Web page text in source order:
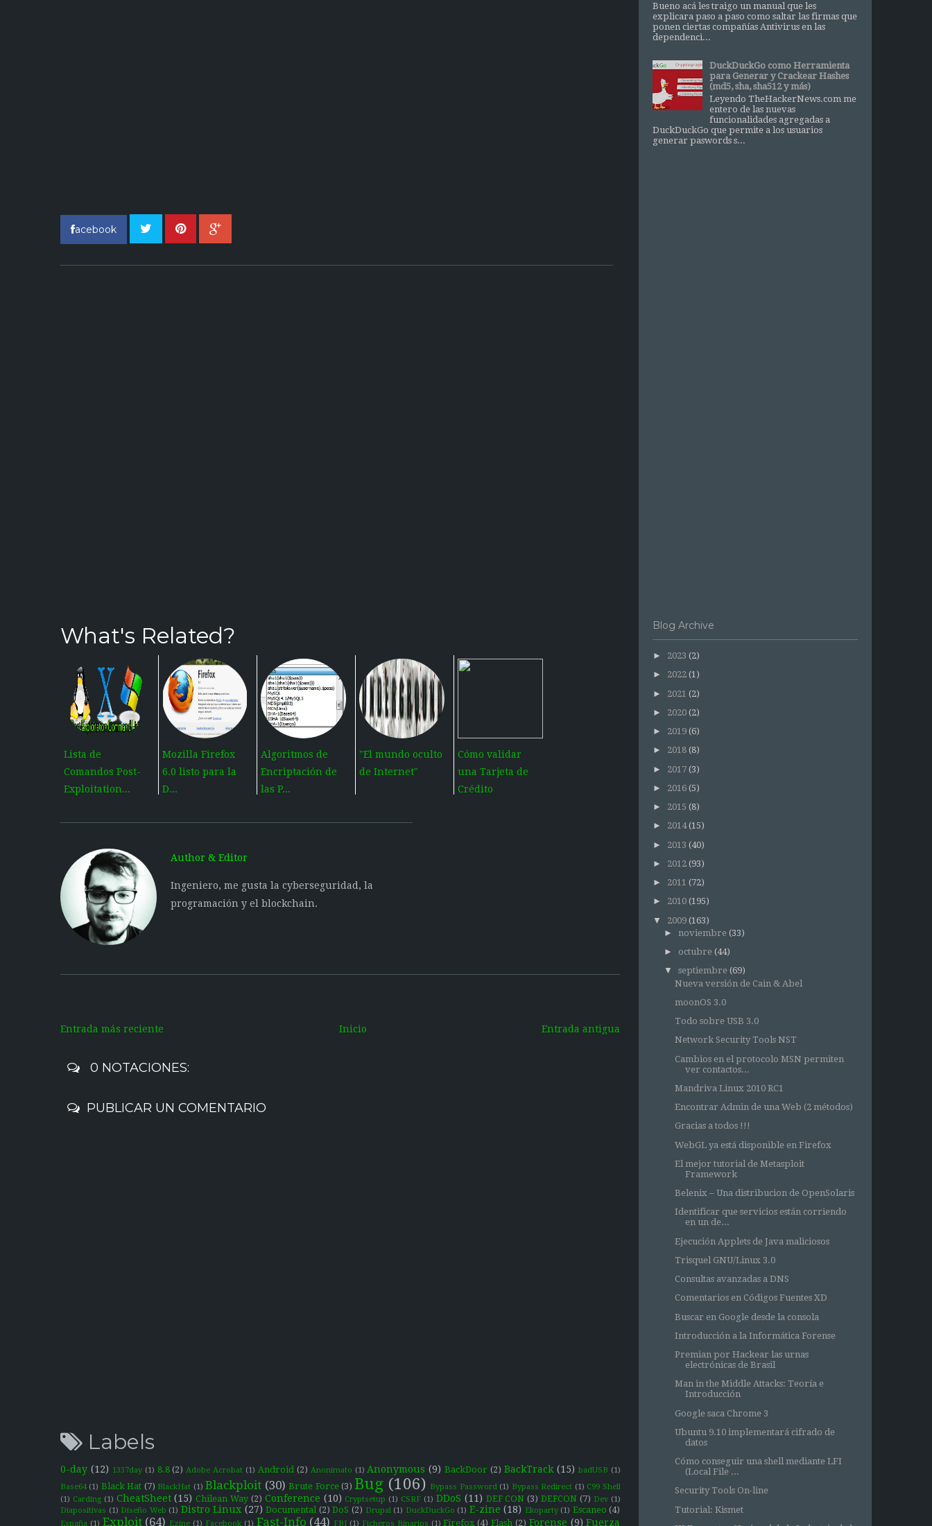
acebook
What's Related?
Lista de
Comandos Post-
Exploitation...
Mozilla Firefox
6.0 listo para la
D...
Algoritmos de
Encriptación de
las P...
"El mundo oculto
de Internet"
Cómo validar
una Tarjeta de
Crédito
Author & Editor
Ingeniero, me gusta la cyberseguridad, la
programación y el blockchain.
Entrada más reciente Entrada antigua
Inicio
0 NOTACIONES:
PUBLICAR UN COMENTARIO
Labels
0-day (12) 1337day (1) 8.8 (2) Adobe Acrobat (1) Android (2) Anonimato (1) Anonymous (9) BackDoor (2) BackTrack (15) badUSB (1)
Base64 (1) Black Hat (7) BlackHat (1) Blackploit (30) Brute Force (3) Bug (106) Bypass Password (1) Bypass Redirect (1) C99 Shell
(1) Carding (1) CheatSheet (15) Chilean Way (2) Conference (10) Cryptsetup (1) CSRF (1) DDoS (11) DEF CON (3) DEFCON (7) Dev (1)
Diapositivas (1) Diseño Web (1) Distro Linux (27) Documental (2) DoS (2) Drupal (1) DuckDuckGo (1) E-zine (18) Ekoparty (1) Escaneo (4)
España (1) Exploit (64) Ezine (1) Facebook (1) Fast-Info (44) FBI (1) Ficheros Binarios (1) Firefox (4) Flash (2) Forense (9) Fuerza
Bueno acá les traigo un manual que les
explicara paso a paso como saltar las firmas que
ponen ciertas compañías Antivirus en las
dependenci...
DuckDuckGo como Herramienta
para Generar y Crackear Hashes
(md5, sha, sha512 y más)
Leyendo TheHackerNews.com me
entero de las nuevas
funcionalidades agregadas a
DuckDuckGo que permite a los usuarios
generar paswords s...
Blog Archive
► 2023 (2)
► 2022 (1)
► 2021 (2)
► 2020 (2)
► 2019 (6)
► 2018 (8)
► 2017 (3)
► 2016 (5)
► 2015 (8)
► 2014 (15)
► 2013 (40)
► 2012 (93)
► 2011 (72)
► 2010 (195)
▼
2009 (163)
► noviembre (33)
► octubre (44)
▼
septiembre (69)
Nueva versión de Cain & Abel
moonOS 3.0
Todo sobre USB 3.0
Network Security Tools NST
Cambios en el protocolo MSN permiten
ver contactos...
Mandriva Linux 2010 RC1
Encontrar Admin de una Web (2 métodos)
Gracias a todos !!!
WebGL ya está disponible en Firefox
El mejor tutorial de Metasploit
Framework
Belenix – Una distribucion de OpenSolaris
Identificar que servicios están corriendo
en un de...
Ejecución Applets de Java maliciosos
Trisquel GNU/Linux 3.0
Consultas avanzadas a DNS
Comentarios en Códigos Fuentes XD
Buscar en Google desde la consola
Introducción a la Informática Forense
Premian por Hackear las urnas
electrónicas de Brasil
Man in the Middle Attacks: Teoría e
Introducción
Google saca Chrome 3
Ubuntu 9.10 implementará cifrado de
datos
Cómo conseguir una shell mediante LFI
(Local File ...
Security Tools On-line
Tutorial: Kismet